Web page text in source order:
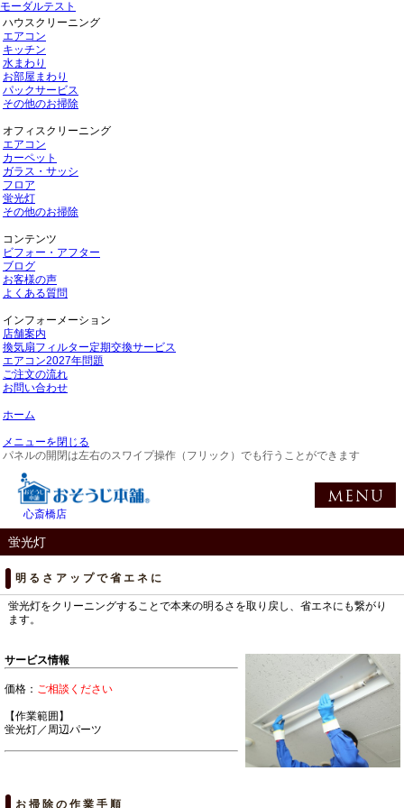
モーダルテスト
ハウスクリーニング
エアコン
キッチン
水まわり
お部屋まわり
パックサービス
その他のお掃除
オフィスクリーニング
エアコン
カーペット
ガラス・サッシ
フロア
蛍光灯
その他のお掃除
コンテンツ
ビフォー・アフター
ブログ
お客様の声
よくある質問
インフォーメーション
店舗案内
換気扇フィルター定期交換サービス
エアコン2027年問題
ご注文の流れ
お問い合わせ
ホーム
メニューを閉じる
パネルの開閉は左右のスワイプ操作（フリック）でも行うことができます
心斎橋店
蛍光灯
明るさアップで省エネに
蛍光灯をクリーニングすることで本来の明るさを取り戻し、省エネにも繋がり
ます。
サービス情報
価格： ご相談ください
【作業範囲】
蛍光灯／周辺パーツ
お掃除の作業手順